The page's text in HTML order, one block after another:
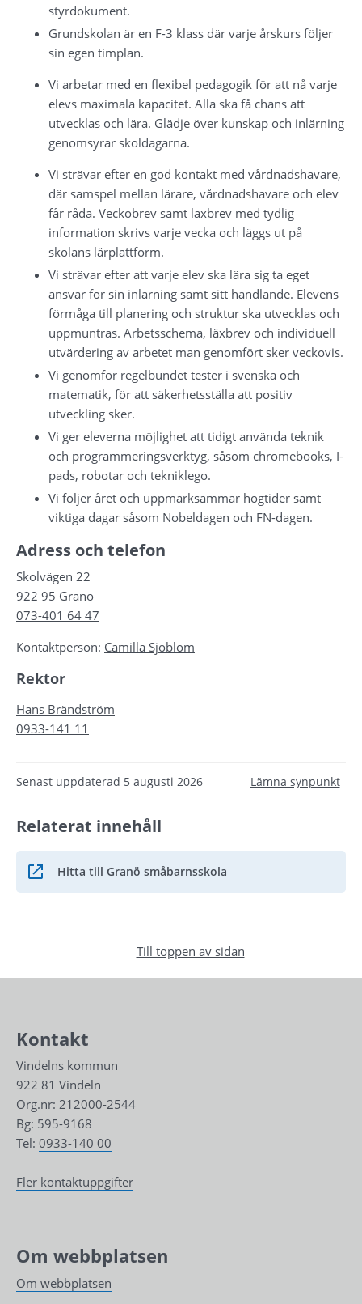
styrdokument.
Grundskolan är en F-3 klass där varje årskurs följer
sin egen timplan.
Vi arbetar med en flexibel pedagogik för att nå varje
elevs maximala kapacitet. Alla ska få chans att
utvecklas och lära. Glädje över kunskap och inlärning
genomsyrar skoldagarna.
Vi strävar efter en god kontakt med vårdnadshavare,
där samspel mellan lärare, vårdnadshavare och elev
får råda. Veckobrev samt läxbrev med tydlig
information skrivs varje vecka och läggs ut på
skolans lärplattform.
Vi strävar efter att varje elev ska lära sig ta eget
ansvar för sin inlärning samt sitt handlande. Elevens
förmåga till planering och struktur ska utvecklas och
uppmuntras. Arbetsschema, läxbrev och individuell
utvärdering av arbetet man genomfört sker veckovis.
Vi genomför regelbundet tester i svenska och
matematik, för att säkerhetsställa att positiv
utveckling sker.
Vi ger eleverna möjlighet att tidigt använda teknik
och programmeringsverktyg, såsom chromebooks, I-
pads, robotar och tekniklego.
Vi följer året och uppmärksammar högtider samt
viktiga dagar såsom Nobeldagen och FN-dagen.
Adress och telefon
Skolvägen 22
922 95 Granö
073-401 64 47
Kontaktperson: Camilla Sjöblom
Rektor
Hans Brändström
0933-141 11
Senast uppdaterad 5 augusti 2026 Lämna synpunkt
Relaterat innehåll
Hitta till Granö småbarnsskola
Länk till annan webbplats.
Till toppen av sidan
Kontakt
Vindelns kommun
922 81 Vindeln
Org.nr: 212000-2544
Bg: 595-9168
Tel: 0933-140 00
Fler kontaktuppgifter
Om webbplatsen
Om webbplatsen